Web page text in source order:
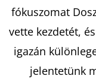
fókuszomat
vette kezdetét,
igazán
jelentetünk
A